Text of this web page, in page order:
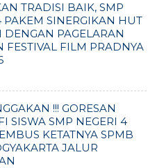
TRADISI BAIK, SMP
PAKEM SINERGIKAN HUT
DENGAN PAGELARAN
FESTIVAL FILM PRADNYA
!!! GORESAN
SISWA SMP NEGERI 4
KETATNYA SPMB
JALUR